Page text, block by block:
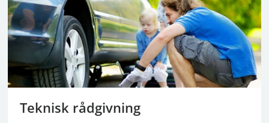
Teknisk rådgivning